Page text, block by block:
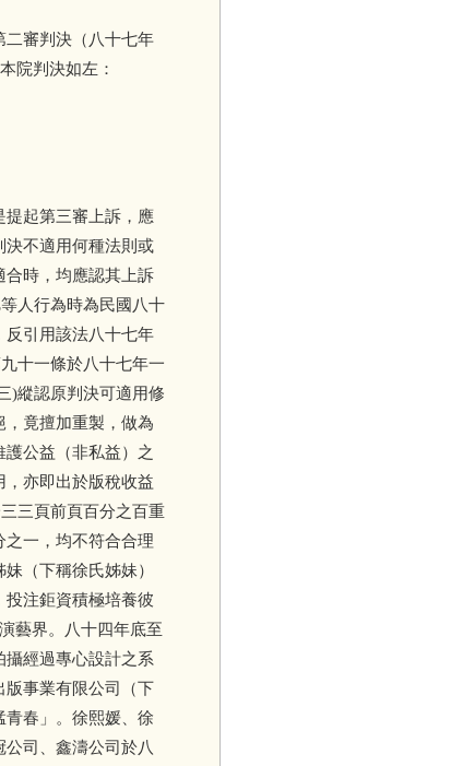
二審判決（八十七年
院判決如左：
提起第三審上訴，應
決不適用何種法則或
合時，均應認其上訴
人行為時為民國八十
反引用該法八十七年
十一條於八十七年一
)縱認原判決可適用修
竟擅加重製，做為
護公益（非私益）之
亦即出於版稅收益
三頁前頁百分之百重
一，均不符合合理
（下稱徐氏姊妹）
注鉅資積極培養彼
藝界。八十四年底至
經過專心設計之系
版事業有限公司（下
春」。徐熙媛、徐
司、鑫濤公司於八